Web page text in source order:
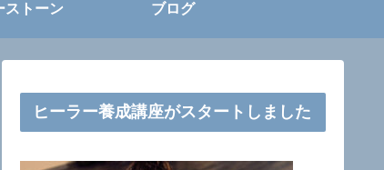
ストーン ブログ
ヒーラー養成講座がスタートしました